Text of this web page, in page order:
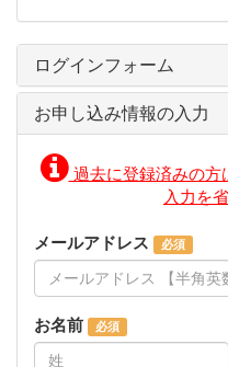
ログインフォーム
お申し込み情報の入力
過去に登録済みの方
入力を
メールアドレス
お名前